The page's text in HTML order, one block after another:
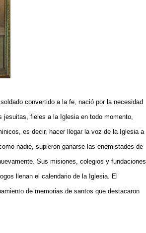
convertido a la fe, nació por la necesidad
fieles a la Iglesia en todo momento,
es decir, hacer llegar la voz de la Iglesia a
nadie, supieron ganarse las enemistades de
Sus misiones, colegios y fundaciones
llenan el calendario de la Iglesia. El
de memorias de santos que destacaron